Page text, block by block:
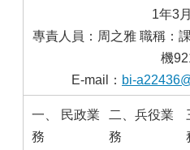
1年3
專責人員：周之雅 職稱：
機
E-mail： bi-
一、 民政業
務
二、兵役業
務